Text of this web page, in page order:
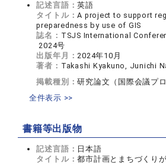
記述言語：英語
タイトル：A project to support
preparedness by use of GIS
誌名： TSJS International
2024号
出版年月：2024年10月
著者： Takashi Kyakuno, Junichi
掲載種別：研究論文（国際会議プ
全件表示 >>
書籍等出版物
記述言語： 日本語
タイトル：都市計画とまちづくり